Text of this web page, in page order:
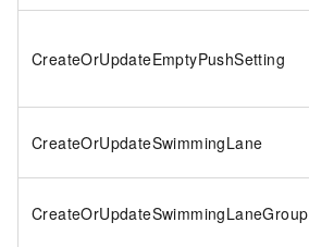
CreateOrUpdateEmptyPushSetting
CreateOrUpdateSwimmingLane
CreateOrUpdateSwimmingLaneGroup